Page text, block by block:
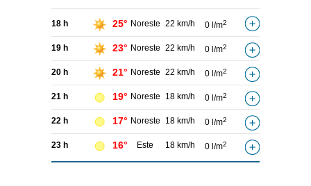
18 h 25° Noreste 22 km/h 0 l/m2
19 h 23° Noreste 22 km/h 0 l/m2
20 h 21° Noreste 22 km/h 0 l/m2
21 h 19° Noreste 18 km/h 0 l/m2
22 h 17° Noreste 18 km/h 0 l/m2
23 h 16° Este 18 km/h 0 l/m2